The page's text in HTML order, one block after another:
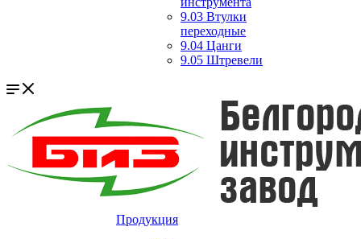
9.03 Втулки
переходные
9.04 Цанги
9.05 Штревели
Продукция